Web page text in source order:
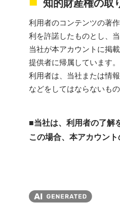
知的財産権の取
利用者のコンテンツの著
利を許諾したものとし、
当社が本アカウントに掲
提供者に帰属しています。
利用者は、当社または情
などをしてはならないもの
■当社は、利用者の了解
この場合、本アカウン